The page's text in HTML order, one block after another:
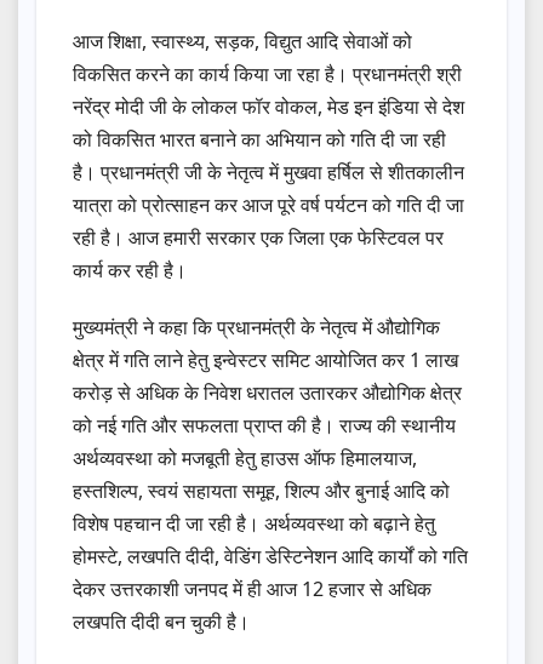
आज शिक्षा, स्वास्थ्य, सड़क, विद्युत आदि सेवाओं को
विकसित करने का कार्य किया जा रहा है। प्रधानमंत्री श्री
नरेंद्र मोदी जी के लोकल फॉर वोकल, मेड इन इंडिया से देश
को विकसित भारत बनाने का अभियान को गति दी जा रही
है। प्रधानमंत्री जी के नेतृत्व में मुखवा हर्षिल से शीतकालीन
यात्रा को प्रोत्साहन कर आज पूरे वर्ष पर्यटन को गति दी जा
रही है। आज हमारी सरकार एक जिला एक फेस्टिवल पर
कार्य कर रही है।
मुख्यमंत्री ने कहा कि प्रधानमंत्री के नेतृत्व में औद्योगिक
क्षेत्र में गति लाने हेतु इन्वेस्टर समिट आयोजित कर 1 लाख
करोड़ से अधिक के निवेश धरातल उतारकर औद्योगिक क्षेत्र
को नई गति और सफलता प्राप्त की है। राज्य की स्थानीय
अर्थव्यवस्था को मजबूती हेतु हाउस ऑफ हिमालयाज,
हस्तशिल्प, स्वयं सहायता समूह, शिल्प और बुनाई आदि को
विशेष पहचान दी जा रही है। अर्थव्यवस्था को बढ़ाने हेतु
होमस्टे, लखपति दीदी, वेडिंग डेस्टिनेशन आदि कार्यों को गति
देकर उत्तरकाशी जनपद में ही आज 12 हजार से अधिक
लखपति दीदी बन चुकी है।